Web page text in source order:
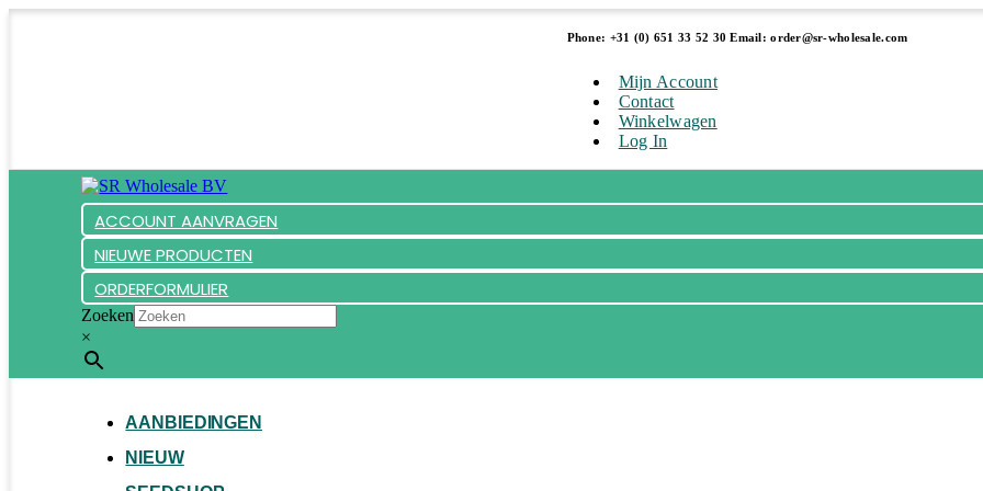
Phone: +31 (0) 651 33 52 30 Email: order@sr-wholesale.com
Mijn Account
Contact
Winkelwagen
Log In
ACCOUNT AANVRAGEN
NIEUWE PRODUCTEN
ORDERFORMULIER
Zoeken
×
AANBIEDINGEN
NIEUW